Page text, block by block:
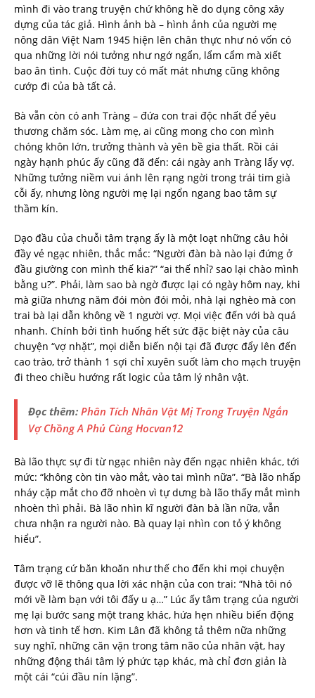
mình đi vào trang truyện chứ không hề do dụng công xây
dựng của tác giả. Hình ảnh bà – hình ảnh của người mẹ
nông dân Việt Nam 1945 hiện lên chân thực như nó vốn có
qua những lời nói tưởng như ngớ ngẩn, lẩm cẩm mà xiết
bao ân tình. Cuộc đời tuy có mất mát nhưng cũng không
cướp đi của bà tất cả.
Bà vẫn còn có anh Tràng – đứa con trai độc nhất để yêu
thương chăm sóc. Làm mẹ, ai cũng mong cho con mình
chóng khôn lớn, trưởng thành và yên bề gia thất. Rồi cái
ngày hạnh phúc ấy cũng đã đến: cái ngày anh Tràng lấy vợ.
Những tưởng niềm vui ánh lên rạng ngời trong trái tim già
cỗi ấy, nhưng lòng người mẹ lại ngổn ngang bao tâm sự
thầm kín.
Dạo đầu của chuỗi tâm trạng ấy là một loạt những câu hỏi
đầy vẻ ngạc nhiên, thắc mắc: “Người đàn bà nào lại đứng ở
đầu giường con mình thế kia?” “ai thế nhỉ? sao lại chào mình
bằng u?”. Phải, làm sao bà ngờ được lại có ngày hôm nay, khi
mà giữa nhưng năm đói mòn đói mỏi, nhà lại nghèo mà con
trai bà lại dẫn không về 1 người vợ. Mọi việc đến với bà quá
nhanh. Chính bởi tình huống hết sức đặc biệt này của câu
chuyện “vợ nhặt”, mọi diễn biến nội tại đã được đẩy lên đến
cao trào, trở thành 1 sợi chỉ xuyên suốt làm cho mạch truyện
đi theo chiều hướng rất logic của tâm lý nhân vật.
Đọc thêm: Phân Tích Nhân Vật Mị Trong Truyện Ngắn
Vợ Chồng A Phủ Cùng Hocvan12
Bà lão thực sự đi từ ngạc nhiên này đến ngạc nhiên khác, tới
mức: “không còn tin vào mắt, vào tai mình nữa”. “Bà lão nhấp
nháy cặp mắt cho đỡ nhoèn vì tự dưng bà lão thấy mắt mình
nhoèn thì phải. Bà lão nhìn kĩ người đàn bà lần nữa, vẫn
chưa nhận ra người nào. Bà quay lại nhìn con tỏ ý không
hiểu”.
Tâm trạng cứ băn khoăn như thế cho đến khi mọi chuyện
được vỡ lẽ thông qua lời xác nhận của con trai: “Nhà tôi nó
mới về làm bạn với tôi đấy u ạ…” Lúc ấy tâm trạng của người
mẹ lại bước sang một trang khác, hứa hẹn nhiều biến động
hơn và tinh tế hơn. Kim Lân đã không tả thêm nữa những
suy nghĩ, những căn vặn trong tâm não của nhân vật, hay
những động thái tâm lý phức tạp khác, mà chỉ đơn giản là
một cái “cúi đầu nín lặng”.